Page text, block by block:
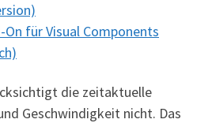
On für Visual Components
die zeitaktuelle
Geschwindigkeit nicht. Das